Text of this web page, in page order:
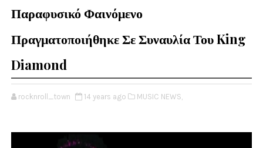
Παραφυσικό Φαινόμενο
Πραγματοποιήθηκε Σε Συναυλία Του King
Diamond
rocknroll_town 14 years ago MUSIC NEWS,